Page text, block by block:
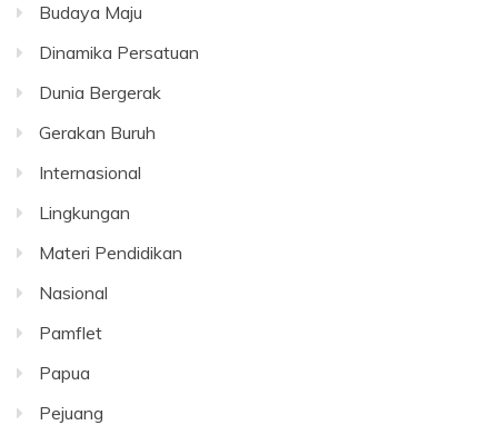
Budaya Maju
Dinamika Persatuan
Dunia Bergerak
Gerakan Buruh
Internasional
Lingkungan
Materi Pendidikan
Nasional
Pamflet
Papua
Pejuang